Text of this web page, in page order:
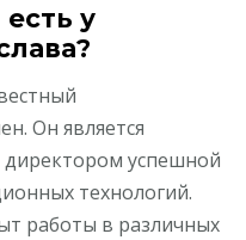
у
Он является
успешной
технологий.
работы в различных